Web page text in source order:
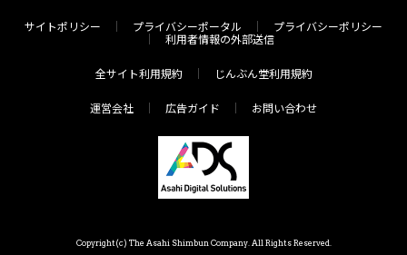
サイトポリシー プライバシーポータル
プライバシーポリシー
利用者情報の外部送信
全サイト利用規約 じんぶん堂利用規約
運営会社 広告ガイド お問い合わせ
Copyright(c) The Asahi Shimbun Company. All Rights Reserved.